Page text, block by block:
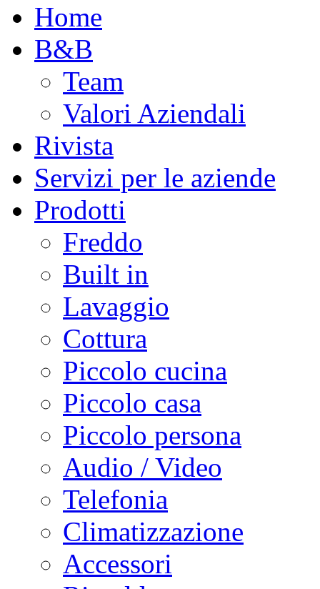
Home
B&B
Team
Valori Aziendali
Rivista
Servizi per le aziende
Prodotti
Freddo
Built in
Lavaggio
Cottura
Piccolo cucina
Piccolo casa
Piccolo persona
Audio / Video
Telefonia
Climatizzazione
Accessori